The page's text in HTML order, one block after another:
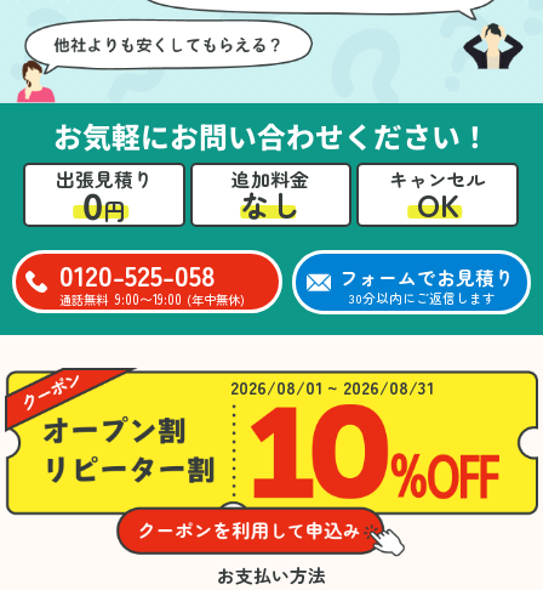
お気軽にお問い合わせください！
出張見積り
0円
追加料金
なし
キャンセル
OK
0120-525-058
通話無料 9:00〜19:00 (年中無休)
フォームでお見積り
30分以内にご返信します
2026/08/01 ~ 2026/08/31
お支払い方法